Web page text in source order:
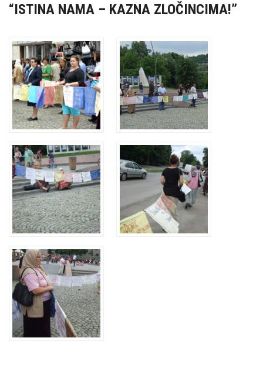
“ISTINA NAMA – KAZNA ZLOČINCIMA!”